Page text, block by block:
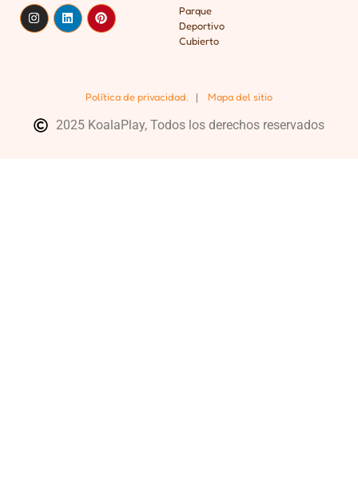
Parque
Deportivo
Cubierto
Política de privacidad. | Mapa del sitio
2025 KoalaPlay, Todos los derechos reservados